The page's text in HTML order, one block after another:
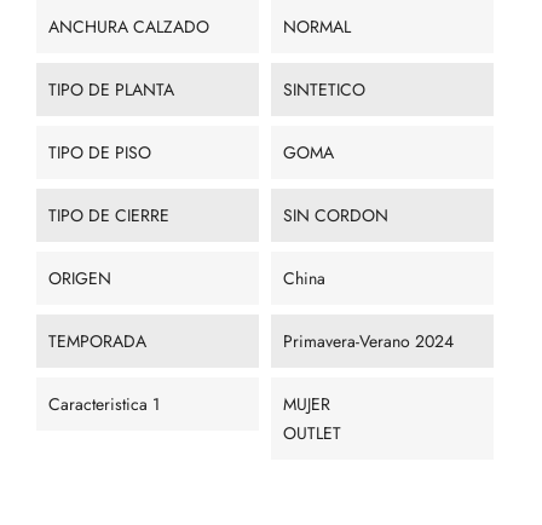
ANCHURA CALZADO NORMAL
TIPO DE PLANTA SINTETICO
TIPO DE PISO GOMA
TIPO DE CIERRE SIN CORDON
ORIGEN China
TEMPORADA Primavera-Verano 2024
Caracteristica 1
MUJER
OUTLET